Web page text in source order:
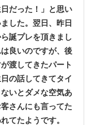
だった！」と思い
した。翌日、昨日
誕プレを頂きまし
良いのですが、後
渡してきたパート
の話してきてタイ
いとダメな空気あ
さんにも言ってた
てたようです。